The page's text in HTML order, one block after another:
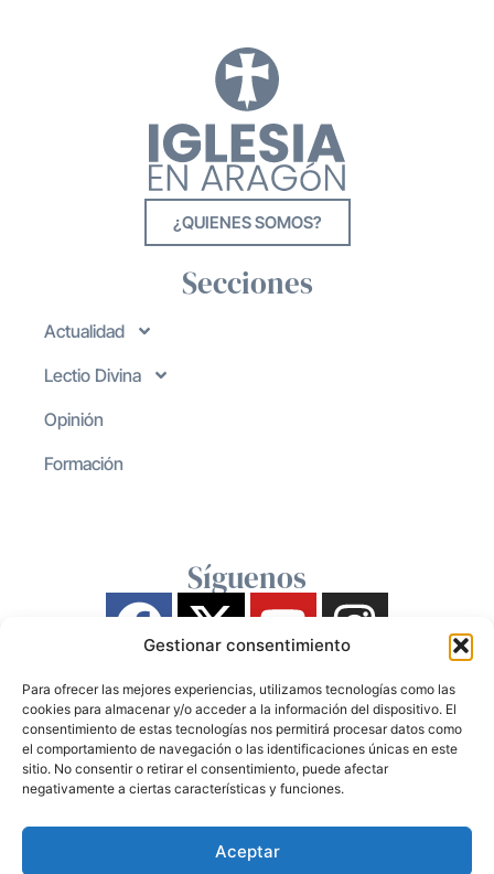
Gestionar consentimiento
Para ofrecer las mejores experiencias, utilizamos tecnologías como las
cookies para almacenar y/o acceder a la información del dispositivo. El
consentimiento de estas tecnologías nos permitirá procesar datos como
el comportamiento de navegación o las identificaciones únicas en este
sitio. No consentir o retirar el consentimiento, puede afectar
negativamente a ciertas características y funciones.
Aceptar
¿QUIENES SOMOS?
Secciones
Actualidad
Lectio Divina
Opinión
Formación
Síguenos